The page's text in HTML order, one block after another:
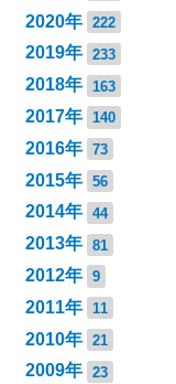
2020年 222
2019年 233
2018年 163
2017年 140
2016年 73
2015年 56
2014年 44
2013年 81
2012年 9
2011年 11
2010年 21
2009年 23